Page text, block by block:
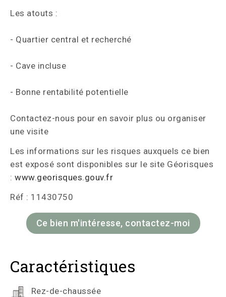
Les atouts :
- Quartier central et recherché
- Cave incluse
- Bonne rentabilité potentielle
Contactez-nous pour en savoir plus ou organiser
une visite
Les informations sur les risques auxquels ce bien
est exposé sont disponibles sur le site Géorisques
: www.georisques.gouv.fr
Réf : 11430750
Ce bien m'intéresse, contactez-moi
Caractéristiques
Rez-de-chaussée